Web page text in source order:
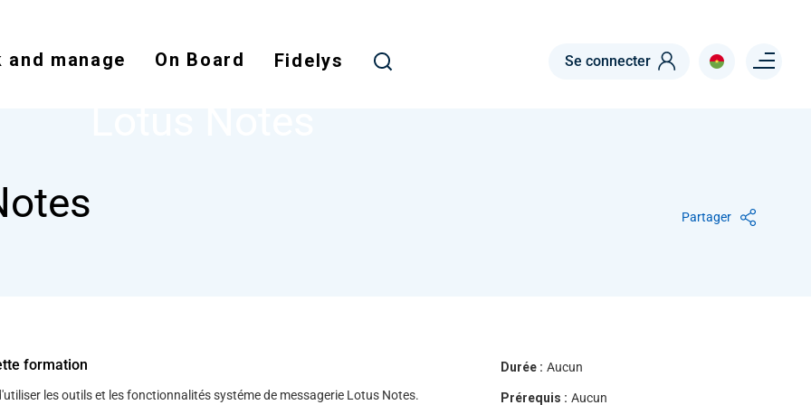
main
and manage On Board Fidelys Se connecter Menu right
NODE LOTUS NOTES
Partager
formation
les outils et les fonctionnalités systéme de messagerie Lotus Notes.
Durée : Aucun
Prérequis : Aucun